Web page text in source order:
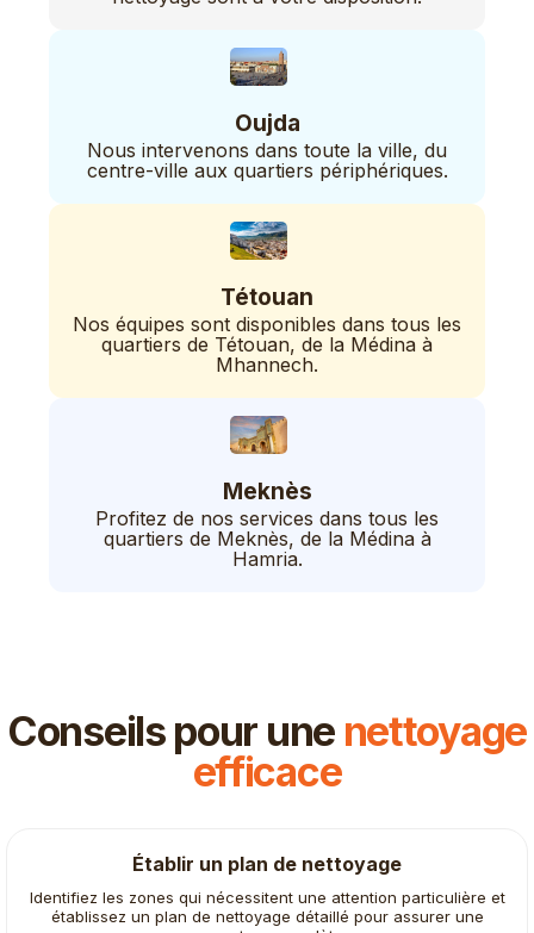
Oujda
Nous intervenons dans toute la ville, du
centre-ville aux quartiers périphériques.
Tétouan
Nos équipes sont disponibles dans tous les
quartiers de Tétouan, de la Médina à
Mhannech.
Meknès
Profitez de nos services dans tous les
quartiers de Meknès, de la Médina à
Hamria.
Conseils pour une nettoyage
efficace
Établir un plan de nettoyage
Identifiez les zones qui nécessitent une attention particulière et
établissez un plan de nettoyage détaillé pour assurer une